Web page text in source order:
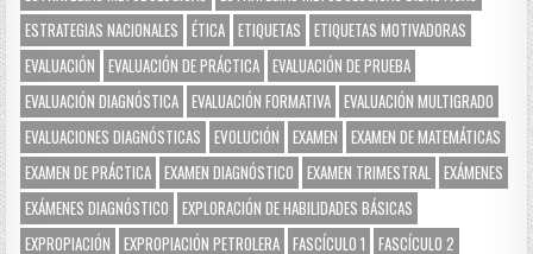
ESTRATEGIAS NACIONALES
ÉTICA ETIQUETAS
ETIQUETAS MOTIVADORAS
EVALUACIÓN
EVALUACIÓN DE PRÁCTICA EVALUACIÓN DE PRUEBA
EVALUACIÓN DIAGNÓSTICA EVALUACIÓN FORMATIVA EVALUACIÓN MULTIGRADO
EVALUACIONES DIAGNÓSTICAS
EVOLUCIÓN EXAMEN
EXAMEN DE MATEMÁTICAS
EXAMEN DE PRÁCTICA EXAMEN DIAGNÓSTICO EXAMEN TRIMESTRAL EXÁMENES
EXÁMENES DIAGNÓSTICO
EXPLORACIÓN DE HABILIDADES BÁSICAS
EXPROPIACIÓN
EXPROPIACIÓN PETROLERA FASCÍCULO 1
FASCÍCULO 2